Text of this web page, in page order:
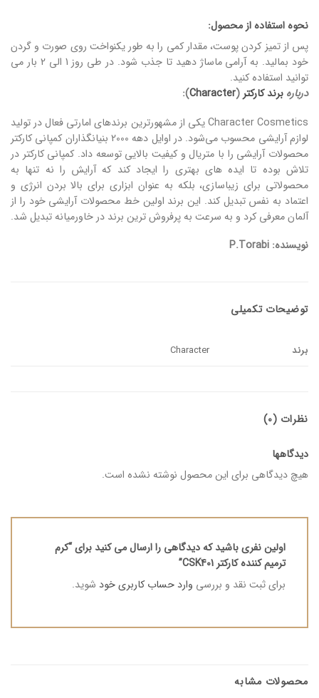
نحوه استفاده از محصول:
پس از تمیز کردن پوست، مقدار کمی را به طور یکنواخت روی صورت و گردن
خود بمالید. به آرامی ماساژ دهید تا جذب شود. در طی روز 1 الی 2 بار می
توانید استفاده کنید.
درباره برند کارکتر(
Character
):
Character Cosmetics یکی از مشهورترین برندهای امارتی فعال در تولید
لوازم آرایشی محسوب می‌شود. در اوایل دهه 2000 بنیانگذاران کمپانی کارکتر
محصولات آرایشی را با متریال و کیفیت بالایی توسعه داد. کمپانی کارکتر در
تلاش بوده تا ایده های بهتری را ایجاد کند که آرایش را نه تنها به
محصولاتی برای زیباسازی، بلکه به عنوان ابزاری برای بالا بردن انرژی و
اعتماد به نفس تبدیل کند. این برند اولین خط محصولات آرایشی خود را از
آلمان معرفی کرد و به سرعت به پرفروش ترین برند در خاورمیانه تبدیل شد.
نویسنده: P.Torabi
توضیحات تکمیلی
برند Character
نظرات (0)
دیدگاهها
هیچ دیدگاهی برای این محصول نوشته نشده است.
اولین نفری باشید که دیدگاهی را ارسال می کنید برای “کرم
ترمیم کننده کارکتر CSK401”
برای ثبت نقد و بررسی وارد حساب کاربری خود شوید.
محصولات مشابه